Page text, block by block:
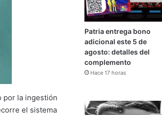
por la ingestión
el sistema
Patria entrega bono
adicional este 5 de
agosto: detalles del
complemento
Hace 17 horas